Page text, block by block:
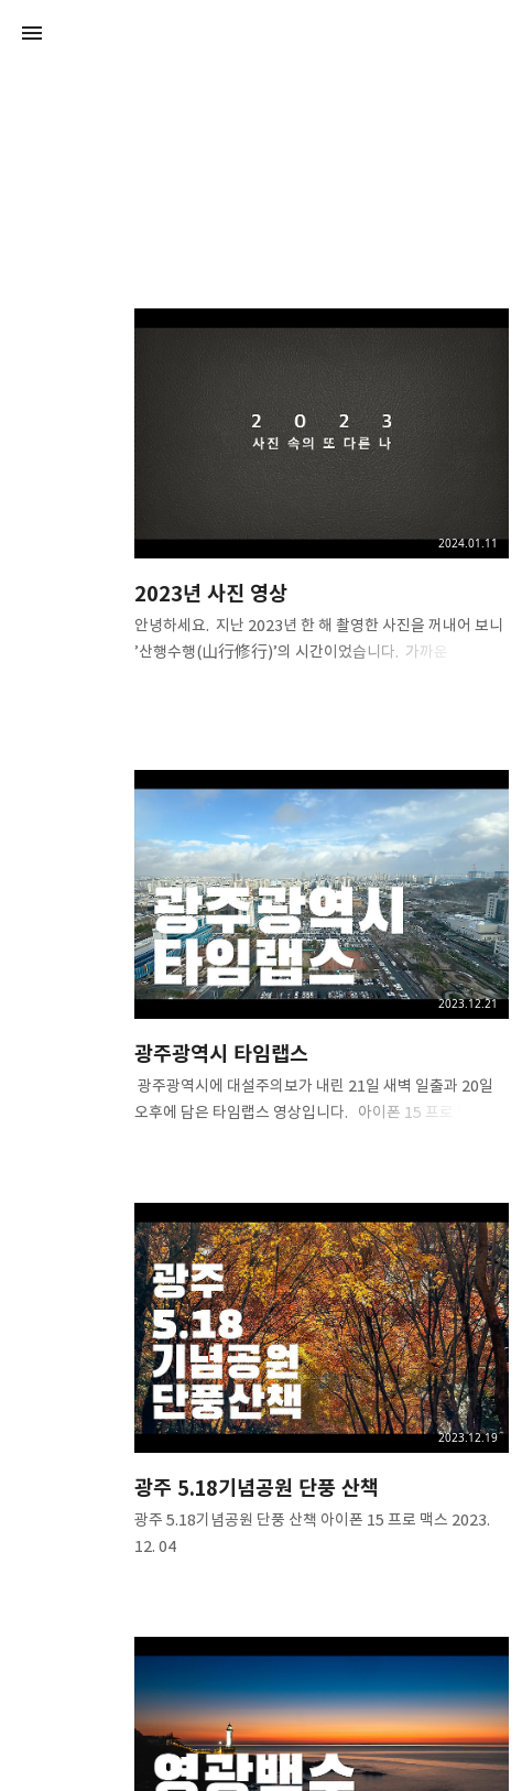
2023년 사진 영상
2024.01.11
안녕하세요. ​ 지난 2023년 한 해 촬영한 사진을 꺼내어 보니
’산행수행(山行修行)’의 시간이었습니다. ​ 가까운
바쁘신 가운데 100장의 사진이 담긴 영상 6분 26초의
시간을 선뜻 내주신데 감사의 말씀을 전합니다. #2023년 #
사진갤러리 #사진영상 #키노트 #사진앨범 #사진전시회 #
사진 #산행수행 #산 #정상 #기운 #영감 #사진동영상 #
눈물 #웃음 #깨달음 #성찰 #수행 #산행 #산에오르다 #
금당산 #무등산 ..
광주광역시 타임랩스
2023.12.21
​ 광주광역시에 대설주의보가 내린 21일 새벽 일출과 20일
오후에 담은 타임랩스 영상입니다. ​ ​ 아이폰 15 프로 맥스
아이폰타임랩스 #timelapse #moment #procamera
#여행에미치다 #대한민국구석구석 #아이폰15사진 #
아이폰15프로맥스 #ShotoniPhone
#iphone15promax
광주 5.18기념공원 단풍 산책
2023.12.19
광주 5.18기념공원 단풍 산책 아이폰 15 프로 맥스 2023.
12. 04